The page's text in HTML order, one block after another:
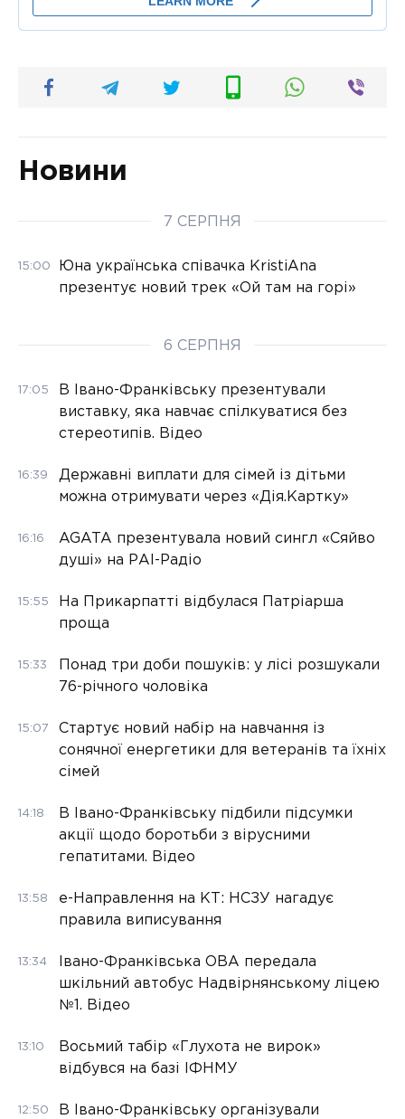
Новини
7 СЕРПНЯ
15:00
Юна українська співачка KristiAna
презентує новий трек «Ой там на горі»
6 СЕРПНЯ
17:05
В Івано-Франківську презентували
виставку, яка навчає спілкуватися без
стереотипів. Відео
16:39
Державні виплати для сімей із дітьми
можна отримувати через «Дія.Картку»
16:16
AGATA презентувала новий сингл «Сяйво
душі» на РАІ-Радіо
15:55
На Прикарпатті відбулася Патріарша
проща
15:33
Понад три доби пошуків: у лісі розшукали
76-річного чоловіка
15:07
Стартує новий набір на навчання із
сонячної енергетики для ветеранів та їхніх
сімей
14:18
В Івано-Франківську підбили підсумки
акції щодо боротьби з вірусними
гепатитами. Відео
13:58
е-Направлення на КТ: НСЗУ нагадує
правила виписування
13:34
Івано-Франківська ОВА передала
шкільний автобус Надвірнянському ліцею
№1. Відео
13:10
Восьмий табір «Глухота не вирок»
відбувся на базі ІФНМУ
12:50
В Івано-Франківську організували